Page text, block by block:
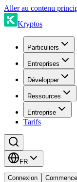
Aller au contenu
Kryptos
Particuliers
Entreprises
Développer
Ressources
Entreprise
Tarifs
FR
Connexion